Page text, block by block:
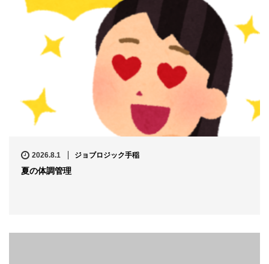
2026.8.1 ジョブロジック手稲
夏の体調管理